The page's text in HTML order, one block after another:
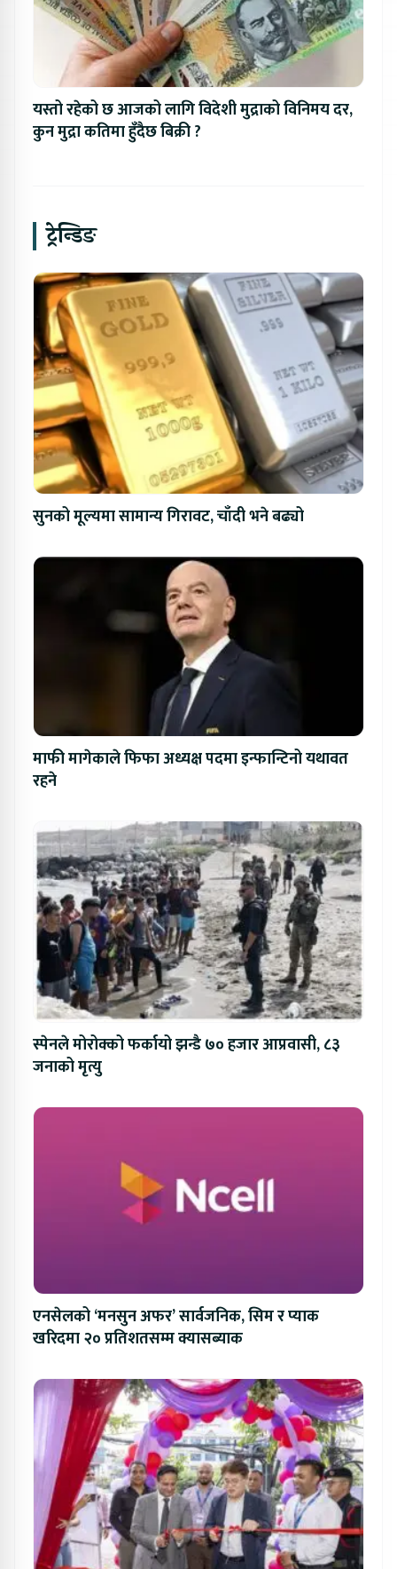
यस्तो रहेको छ आजको लागि विदेशी मुद्राको विनिमय दर,
कुन मुद्रा कतिमा हुँदैछ बिक्री ?
ट्रेन्डिङ
सुनको मूल्यमा सामान्य गिरावट, चाँदी भने बढ्यो
माफी मागेकाले फिफा अध्यक्ष पदमा इन्फान्टिनो यथावत
रहने
स्पेनले मोरोक्को फर्कायो झन्डै ७० हजार आप्रवासी, ८३
जनाको मृत्यु
एनसेलको ‘मनसुन अफर’ सार्वजनिक, सिम र प्याक
खरिदमा २० प्रतिशतसम्म क्यासब्याक